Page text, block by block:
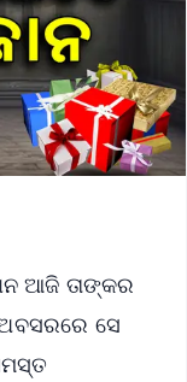
ଆଜି ତାଙ୍କର
ସେ